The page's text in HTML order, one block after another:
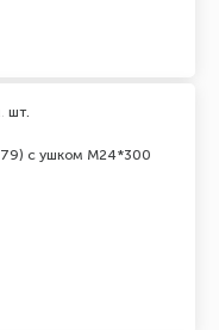
с ушком М24*300
шт.